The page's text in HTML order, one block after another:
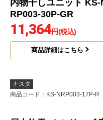
ナスタ
商品コード：KS-NRP003-30P-GR
屋内物干 airシリーズ 室
内物干しユニット KS-N
RP003-30P-GR
11,364 円(税込)